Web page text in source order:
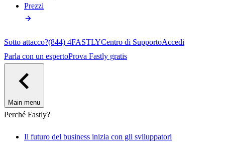
Prezzi
Sotto attacco?(844) 4FASTLYCentro di SupportoAccedi
Parla con un espertoProva Fastly gratis
Main menu
Perché Fastly?
Il futuro del business inizia con gli sviluppatori